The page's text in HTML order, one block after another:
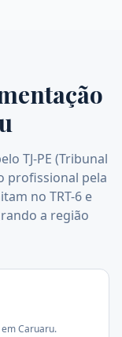
TJ-PE (Tribunal
profissional pela
no TRT-6 e
a região
Caruaru.